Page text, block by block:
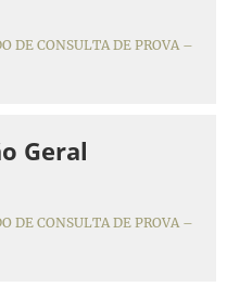
DE CONSULTA DE PROVA –
Geral
DE CONSULTA DE PROVA –